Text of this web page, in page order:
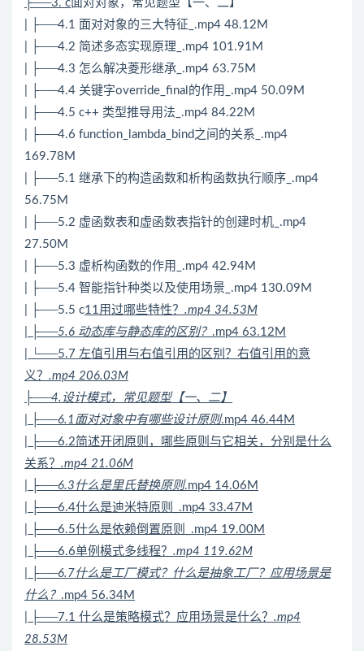
├──3. c 面对对象，常见题型【一、二】
| ├──4.1 面对对象的三大特征_.mp4 48.12M
| ├──4.2 简述多态实现原理_.mp4 101.91M
| ├──4.3 怎么解决菱形继承_.mp4 63.75M
| ├──4.4 关键字override_final的作用_.mp4 50.09M
| ├──4.5 c++ 类型推导用法_.mp4 84.22M
| ├──4.6 function_lambda_bind之间的关系_.mp4
169.78M
| ├──5.1 继承下的构造函数和析构函数执行顺序_.mp4
56.75M
| ├──5.2 虚函数表和虚函数表指针的创建时机_.mp4
27.50M
| ├──5.3 虚析构函数的作用_.mp4 42.94M
| ├──5.4 智能指针种类以及使用场景_.mp4 130.09M
| ├──5.5 c11用过哪些特性？ .mp4 34.53M
| ├──5.6 动态库与静态库的区别？ .mp4 63.12M
| └──5.7 左值引用与右值引用的区别？右值引用的意
义？ .mp4 206.03M
├──4.设计模式，常见题型【一、二】
| ├──6.1面对对象中有哪些设计原则.mp4 46.44M
| ├──6.2简述开闭原则，哪些原则与它相关，分别是什么
关系？ .mp4 21.06M
| ├──6.3什么是里氏替换原则.mp4 14.06M
| ├──6.4什么是迪米特原则_.mp4 33.47M
| ├──6.5什么是依赖倒置原则_.mp4 19.00M
| ├──6.6单例模式多线程？ .mp4 119.62M
| ├──6.7什么是工厂模式？什么是抽象工厂？应用场景是
什么？ .mp4 56.34M
| ├──7.1 什么是策略模式？应用场景是什么？ .mp4
28.53M